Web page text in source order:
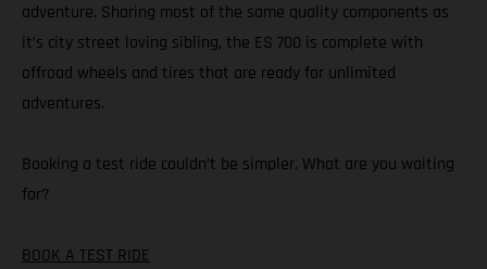
adventure. Sharing most of the same quality components as
it’s city street loving sibling, the ES 700 is complete with
offroad wheels and tires that are ready for unlimited
adventures.
Booking a test ride couldn’t be simpler. What are you waiting
for?
BOOK A TEST RIDE